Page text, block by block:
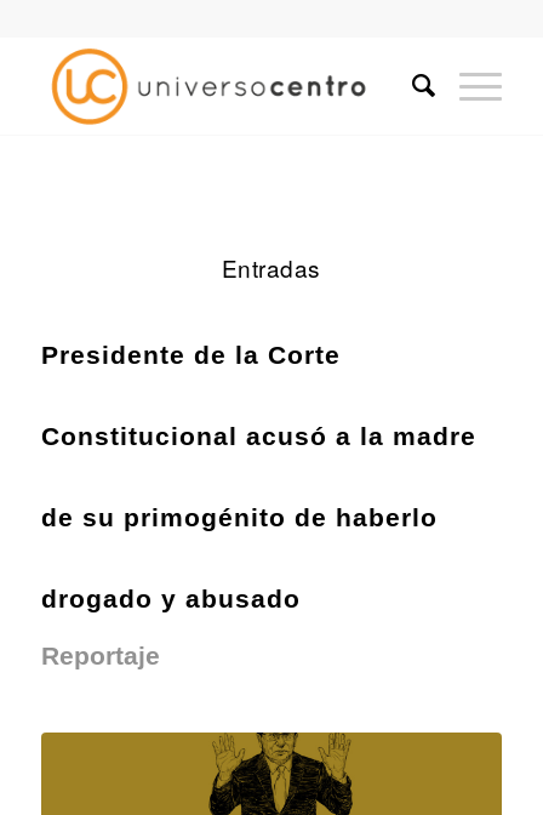
Entradas
Presidente de la Corte
Constitucional acusó a la madre
de su primogénito de haberlo
drogado y abusado
Reportaje